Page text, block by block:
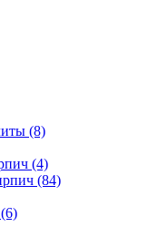
(8)
(4)
(84)